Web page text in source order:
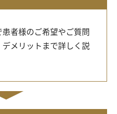
者様のご希望やご質問
メリットまで詳しく説